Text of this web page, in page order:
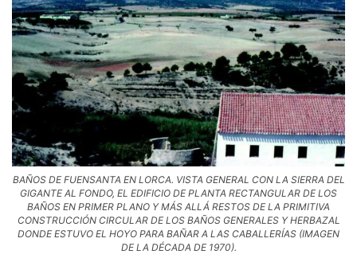
BAÑOS DE FUENSANTA EN LORCA. VISTA GENERAL CON LA SIERRA DEL
GIGANTE AL FONDO, EL EDIFICIO DE PLANTA RECTANGULAR DE LOS
BAÑOS EN PRIMER PLANO Y MÁS ALLÁ RESTOS DE LA PRIMITIVA
CONSTRUCCIÓN CIRCULAR DE LOS BAÑOS GENERALES Y HERBAZAL
DONDE ESTUVO EL HOYO PARA BAÑAR A LAS CABALLERÍAS (IMAGEN
DE LA DÉCADA DE 1970).